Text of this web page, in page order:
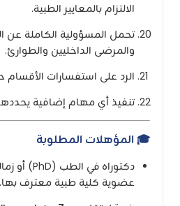
الالتزام بالمعايير الطبية.
تحمل المسؤولية الكاملة عن
والمرضى الداخليين والطوارئ.
الرد على استفسارات
تنفيذ أي مهام إضافية
🎓 المؤهلات المطلوبة
عضوية كلية طبية معترف بها.